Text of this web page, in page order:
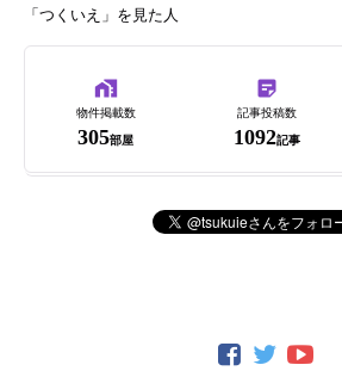
「つくいえ」を見た人
物件掲載数
305部屋
記事投稿数
1092記事